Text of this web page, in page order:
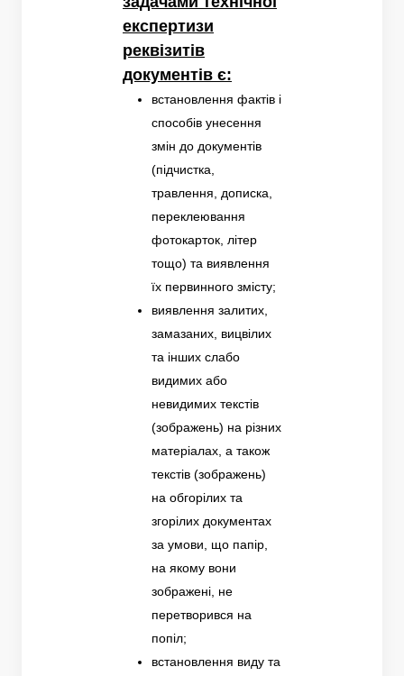
експертизи
реквізитів
документів є:
встановлення фактів і
способів унесення
змін до документів
(підчистка,
травлення, дописка,
переклеювання
фотокарток, літер
тощо) та виявлення
їх первинного змісту;
виявлення залитих,
замазаних, вицвілих
та інших слабо
видимих або
невидимих текстів
(зображень) на різних
матеріалах, а також
текстів (зображень)
на обгорілих та
згорілих документах
за умови, що папір,
на якому вони
зображені, не
перетворився на
попіл;
встановлення виду та